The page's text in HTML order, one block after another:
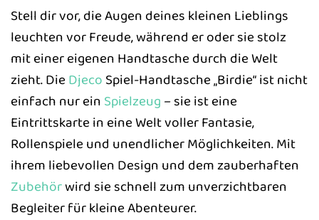
Stell dir vor, die Augen deines kleinen Lieblings
leuchten vor Freude, während er oder sie stolz
mit einer eigenen Handtasche durch die Welt
zieht. DieDjeco Spiel-Handtasche „Birdie“ ist nicht
einfach nur ein Spielzeug – sie ist eine
Eintrittskarte in eine Welt voller Fantasie,
Rollenspiele und unendlicher Möglichkeiten. Mit
ihrem liebevollen Design und dem zauberhaften
Zubehörwird sie schnell zum unverzichtbaren
Begleiter für kleine Abenteurer.